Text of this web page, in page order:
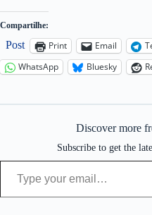
Compartilhe:
Post Print Email
WhatsApp
Bluesky
Discover more
Subscribe to get the
Type your email…